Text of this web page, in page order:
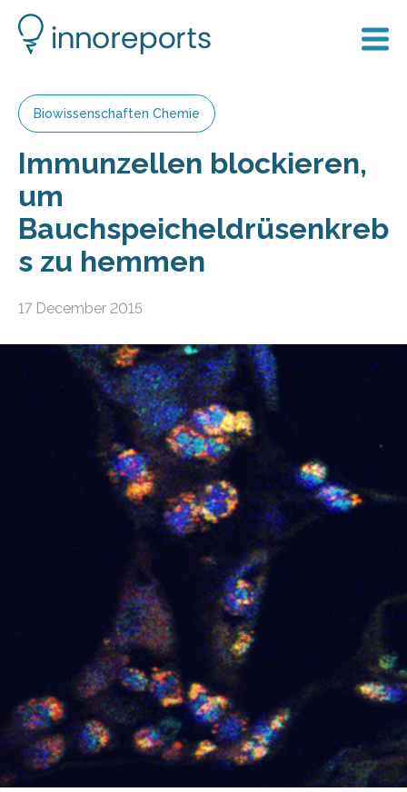
Biowissenschaften Chemie
Immunzellen blockieren,
um
Bauchspeicheldrüsenkreb
s zu hemmen
17 December 2015